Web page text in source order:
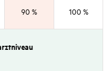
90 % 100 %